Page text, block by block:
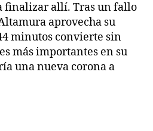
finalizar allí. Tras un fallo
aprovecha su
minutos convierte sin
más importantes en su
una nueva corona a